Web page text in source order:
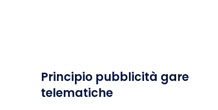
Principio pubblicità gare
telematiche